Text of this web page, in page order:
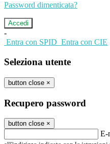
Password dimenticata?
-
Entra con SPID Entra con CIE
Seleziona utente
button close ×
Recupero password
button close ×
E-